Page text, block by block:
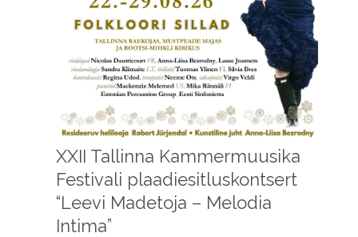
XXII Tallinna Kammermuusika
Festivali plaadiesitluskontsert
“Leevi Madetoja – Melodia
Intima”